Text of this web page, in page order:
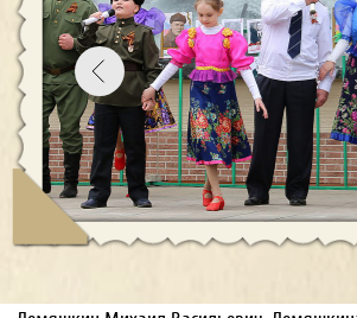
Андреевна
Дети: Полина (16 лет), Владислав (9 лет)
Счастье села как счастье семьи
Семье Демяшкиных 11 лет. Глава семьи, Михаил Васильевич,
работает главой администрации Князе-Волконского
сельского поселения. Односельчане отмечают, что с его
помощью жизнь в селе стала лучше: обустроены детские
площадки, приведена в порядок территория памятника
воинам-односельчанам, всюду устанавливаются лавочки,
урны, устраиваются клумбы. Михаил Васильевич
СВО. «В нашем районе 26 сельских и одно городское